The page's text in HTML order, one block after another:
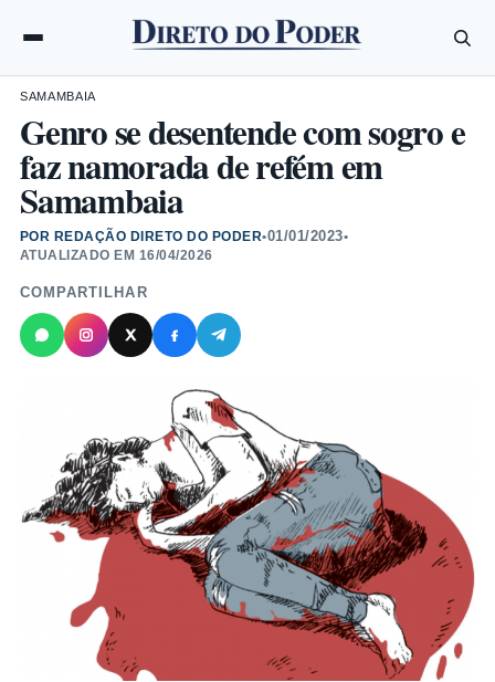
SAMAMBAIA
Genro se desentende com sogro e
faz namorada de refém em
Samambaia
POR REDAÇÃO DIRETO DO PODER•01/01/2023•
ATUALIZADO EM 16/04/2026
COMPARTILHAR